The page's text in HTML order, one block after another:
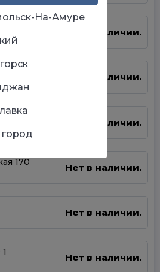
14Б
Нет в наличии.
Нет в наличии.
Нет в наличии.
170
Нет в наличии.
Нет в наличии.
Нет в наличии.
На-Амуре